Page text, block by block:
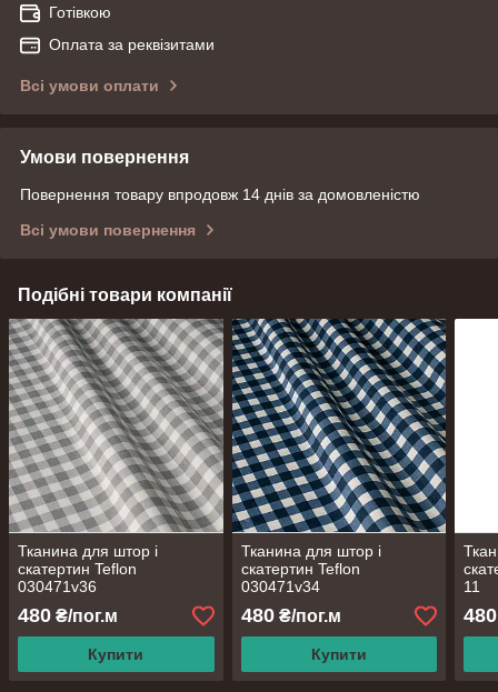
Готівкою
Оплата за реквізитами
Всі умови оплати
Умови повернення
Повернення товару впродовж 14 днів за домовленістю
Всі умови повернення
Подібні товари компанії
Тканина для штор і
скатертин Teflon
030471v36
480 ₴/пог.м
Купити
Тканина для штор і
скатертин Teflon
030471v34
480₴/пог.м
Купити
11
480